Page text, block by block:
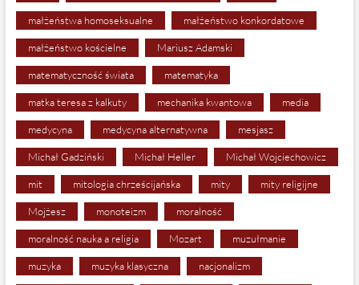
małżeństwa homoseksualne małżeństwo konkordatowe
małżeństwo kościelne Mariusz Adamski
matematyczność świata matematyka
matka teresa z kalkuty mechanika kwantowa media
medycyna medycyna alternatywna mesjasz
Michał Gadziński Michał Heller Michał Wojciechowicz
mit mitologia chrześcijańska mity mity religijne
Mojżesz monoteizm moralność
moralność nauka a religia Mozart muzułmanie
muzyka muzyka klasyczna nacjonalizm